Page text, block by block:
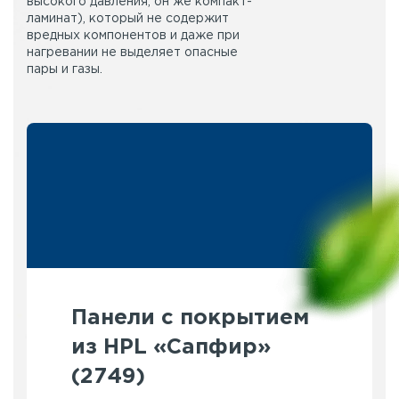
ламинат), который не содержит
вредных компонентов и даже при
нагревании не выделяет опасные
пары и газы.
Панели с покрытием
из HPL «Сапфир»
(2749)